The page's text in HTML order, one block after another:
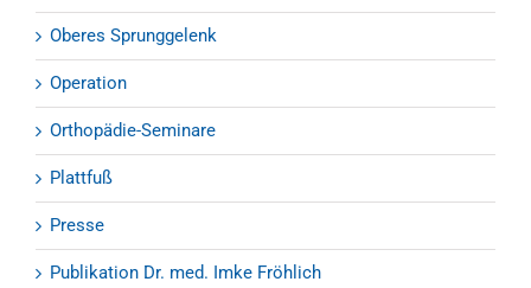
Oberes Sprunggelenk
Operation
Orthopädie-Seminare
Plattfuß
Presse
Publikation Dr. med. Imke Fröhlich